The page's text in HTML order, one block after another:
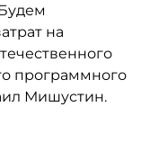
на
программного
Мишустин.